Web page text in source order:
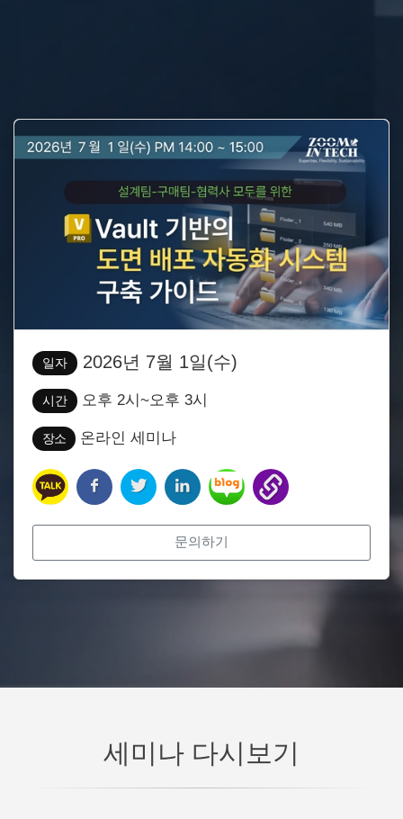
일자 2026년 7월 1일(수)
시간 오후 2시~오후 3시
장소 온라인 세미나
문의하기
세미나 다시보기